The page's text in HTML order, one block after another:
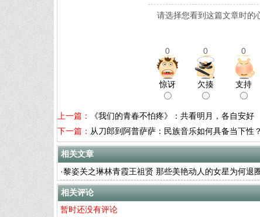
请选择您看到这篇文章时的
0 0 0
惊讶 欠揍 支持
上一篇：
《我们的青春不怕疼》：共看明月，各自安好
下一篇： 从刀郎到阿普萨萨：民族音乐如何具备当下性？
相关文章
·黎姿关之琳林青霞王祖贤 那些美艳动人的女星为何退
相关评论
暂时还没有评论